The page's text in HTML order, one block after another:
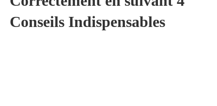
Conseils Indispensables